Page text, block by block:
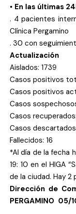
• En las últimas
. 4 pacientes
Clínica Pergamino
. 30 con
Actualización
Aislados: 1739
Casos positivos
Casos positivos
Casos
Casos
Casos
Fallecidos: 16
*Al día de la fecha
19: 10 en el HIGA
de la ciudad. Hay 2
Dirección de
PERGAMINO 05/